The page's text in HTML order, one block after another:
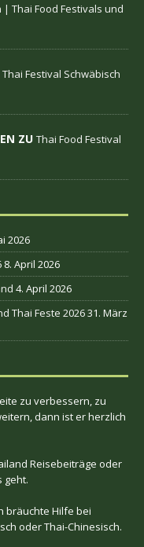
Thai Food Festivals und
Thai Festival Schwäbisch
ZU Thai Food Festival
2026
8. April 2026
4. April 2026
Thai Feste 202631. März
zu verbessern, zu
dann ist er herzlich
Reisebeiträge oder
geht.
bräuchte Hilfe bei
oder Thai-Chinesisch.